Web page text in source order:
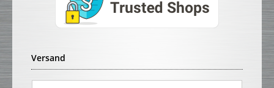
Versand